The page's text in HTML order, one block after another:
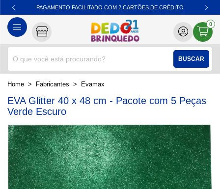
BUSCAR
0
PAGAMENTO FACILITADO COM 2 CARTÕES DE CRÉDITO
home Fabricantes evamax
EVA Glitter 40 x 48 cm - Pacote com 5 Peças
Verde Escuro